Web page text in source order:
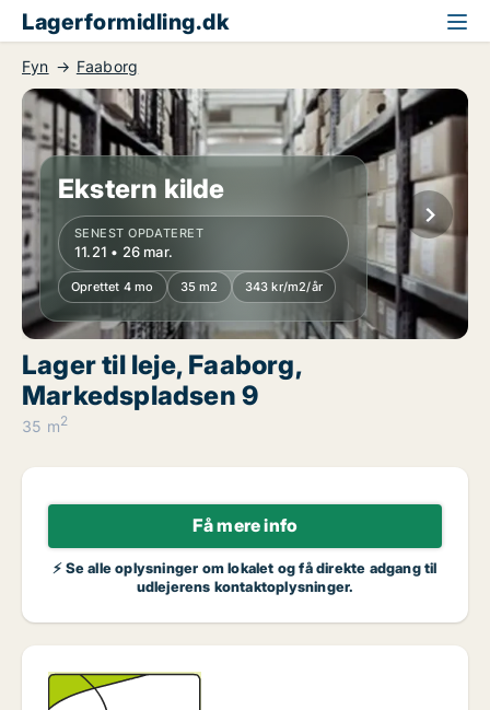
Lagerformidling.dk
Fyn Faaborg
Ekstern kilde
SENEST OPDATERET
11.21 • 26 mar.
Oprettet 4 mo 35 m2 343 kr/m2/år
Lager til leje, Faaborg,
Markedspladsen 9
35 m2
Få mere info
⚡ Se alle oplysninger om lokalet og få direkte adgang til
udlejerens kontaktoplysninger.